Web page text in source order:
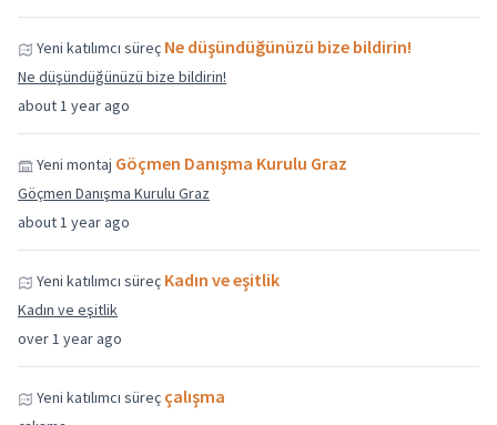
about 1 year ago
Yeni katılımcı süreç Ne düşündüğünüzü bize bildirin!
Ne düşündüğünüzü bize bildirin!
about 1 year ago
Yeni montaj Göçmen Danışma Kurulu Graz
Göçmen Danışma Kurulu Graz
over 1 year ago
Yeni katılımcı süreç Kadın ve eşitlik
Kadın ve eşitlik
Yeni katılımcı süreç çalışma